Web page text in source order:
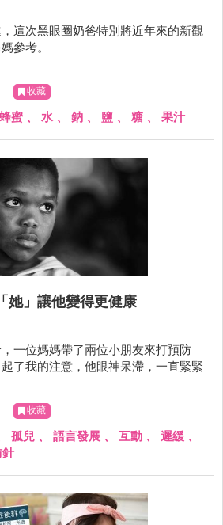
這次黑眼圈奶爸特別將近年來的新觀
參考。
收藏
蜂蜜、 水 、 鈉 、 鹽 、 糖 、 果汁
她」讓他變得更健康
一位媽媽帶了兩位小朋友來打預防
了我的注意，他眼神呆滯，一直緊緊
收藏
孤兒 、 語言發展 、 互動 、 遲緩 、
針